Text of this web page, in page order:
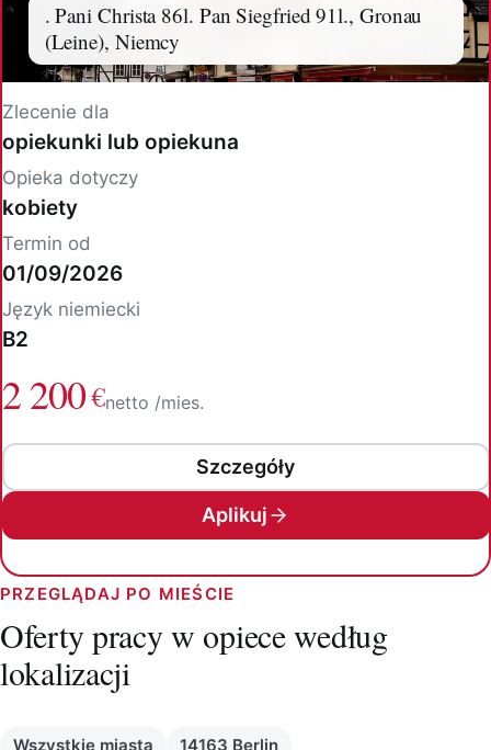
. Pani Christa 86l. Pan Siegfried 91l., Gronau
(Leine), Niemcy
Zlecenie dla
opiekunki lub opiekuna
Opieka dotyczy
kobiety
Termin od
01/09/2026
Język niemiecki
B2
2 200€netto /mies.
Szczegóły
Aplikuj
PRZEGLĄDAJ PO MIEŚCIE
Oferty pracy w opiece według
lokalizacji
Wszystkie miasta 14163 Berlin